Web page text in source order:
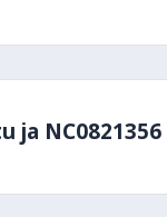
ja NC0821356